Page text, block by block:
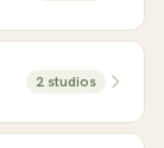
2 studios